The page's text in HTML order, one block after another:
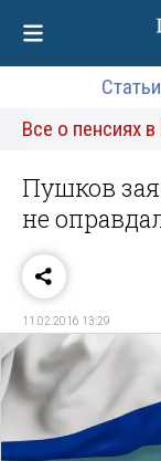
Статьи
Все о пенсиях
Пушков
не
11.02.2016 13:29